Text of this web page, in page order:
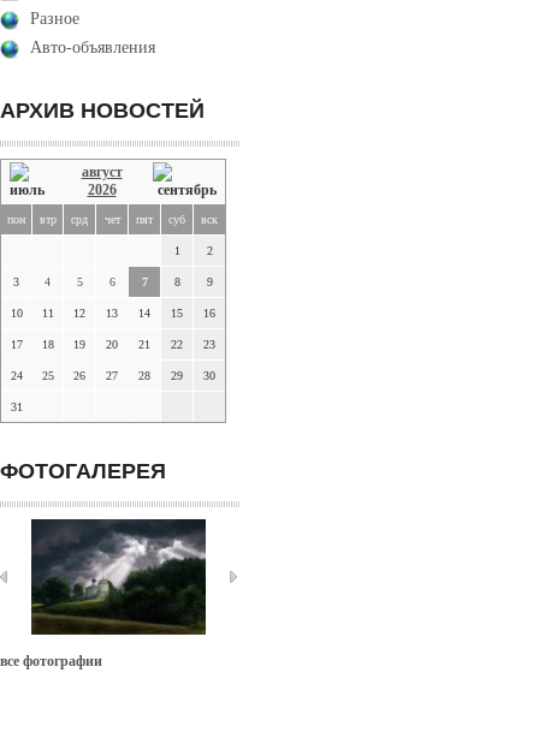
Разное
Авто-объявления
АРХИВ НОВОСТЕЙ
август
2026
пон втр срд чет пят суб вск
1 2
3 4 5 6 7 8 9
10 11 12 13 14 15 16
17 18 19 20 21 22 23
24 25 26 27 28 29 30
31
ФОТОГАЛЕРЕЯ
все фотографии